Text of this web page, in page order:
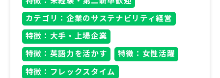
カテゴリ：企業のサステナビリティ経営
特徴：大手・上場企業
特徴：英語力を活かす
特徴：女性活躍
特徴：フレックスタイム